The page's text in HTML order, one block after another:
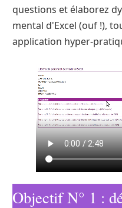
questions et élaborez
mental d'Excel (ouf !),
application hyper-
Objectif N° 1 :